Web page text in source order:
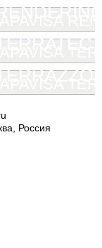
, Россия